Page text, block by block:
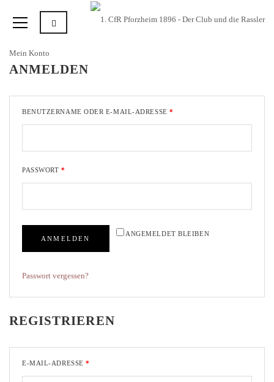
Mein Konto
ANMELDEN
BENUTZERNAME ODER E-MAIL-ADRESSE*
PASSWORT *
ANGEMELDET BLEIBEN
ANMELDEN
Passwort vergessen?
REGISTRIEREN
E-MAIL-ADRESSE*